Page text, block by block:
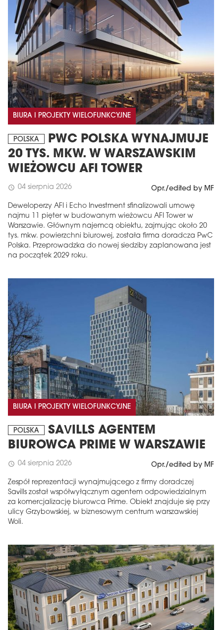
BIURA I PROJEKTY WIELOFUNKCYJNE
POLSKA
PWC POLSKA WYNAJMUJE
20 TYS. MKW. W WARSZAWSKIM
WIEŻOWCU AFI TOWER
schedule 04 sierpnia 2026 Opr./edited by MF
Deweloperzy AFI i Echo Investment sfinalizowali umowę
najmu 11 pięter w budowanym wieżowcu AFI Tower w
Warszawie. Głównym najemcą obiektu, zajmując około 20
tys. mkw. powierzchni biurowej, została firma doradcza PwC
Polska. Przeprowadzka do nowej siedziby zaplanowana jest
na początek 2029 roku.
BIURA I PROJEKTY WIELOFUNKCYJNE
POLSKA
SAVILLS AGENTEM
BIUROWCA PRIME W WARSZAWIE
schedule 04 sierpnia 2026 Opr./edited by MF
Zespół reprezentacji wynajmującego z firmy doradczej
Savills został współwyłącznym agentem odpowiedzialnym
za komercjalizację biurowca Prime. Obiekt znajduje się przy
ulicy Grzybowskiej, w biznesowym centrum warszawskiej
Woli.